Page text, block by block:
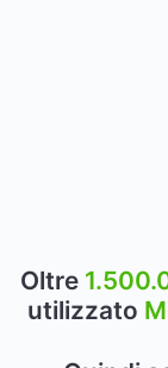
Oltre
utilizzato